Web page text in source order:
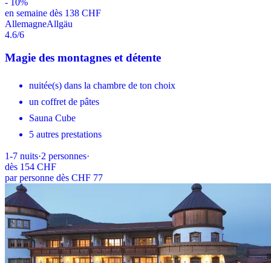
en semaine dès 138 CHF
AllemagneAllgäu
4.6/6
Magie des montagnes et détente
nuitée(s) dans la chambre de ton choix
un coffret de pâtes
Sauna Cube
5 autres prestations
1-7 nuits·2 personnes·
dès 154 CHF
par personne dès CHF 77